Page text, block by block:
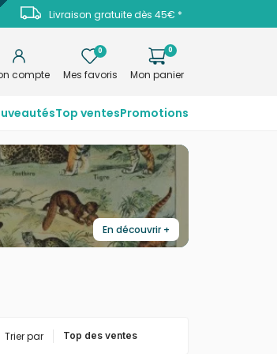
Livraison gratuite dès 45€ *
compte
0
Mes favoris
0
Mon panier
Top ventesPromotions
En découvrir +
contemporains
Trier par